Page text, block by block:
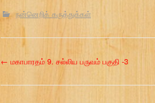
நன்னெறிக் கருத்துக்கள்
P
o
← மகாபாரதம் 9. சல்லிய பருவம் பகுதி -3